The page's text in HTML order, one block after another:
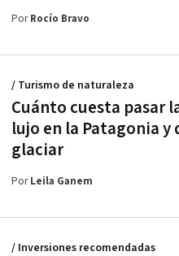
PorRocío Bravo
Cuánto cuesta pasar
lujo en la Patagonia
glaciar
/ Turismo de naturaleza
PorLeila Ganem
/ Inversiones recomendadas